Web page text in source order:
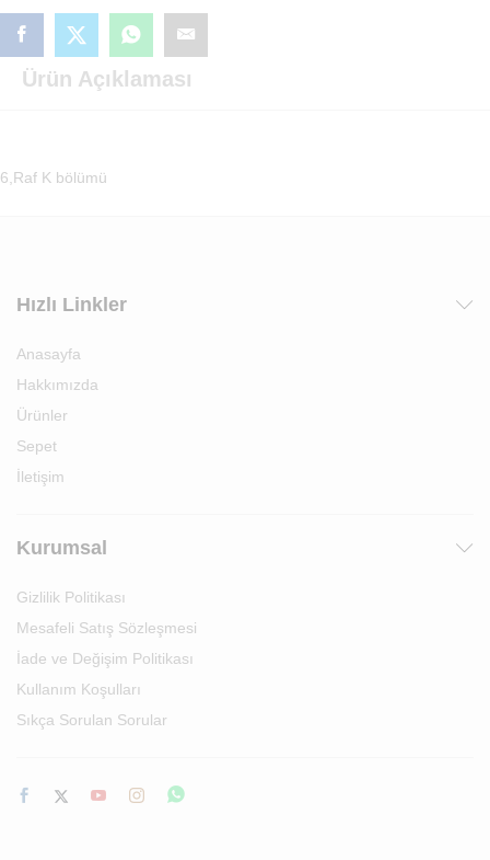
Ürün Açıklaması
6,Raf K bölümü
Hızlı Linkler
Anasayfa
Hakkımızda
Ürünler
Sepet
İletişim
Kurumsal
Gizlilik Politikası
Mesafeli Satış Sözleşmesi
İade ve Değişim Politikası
Kullanım Koşulları
Sıkça Sorulan Sorular